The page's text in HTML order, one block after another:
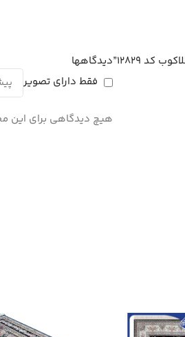
دیدگاهها
فقط دارای تصویر
هیچ دیدگاهی برای